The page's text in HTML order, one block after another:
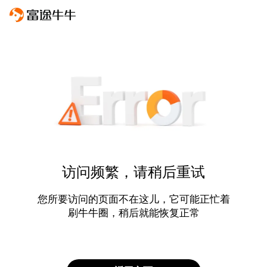
访问频繁，请稍后重试
您所要访问的页面不在这儿，它可能正忙着
刷牛牛圈，稍后就能恢复正常